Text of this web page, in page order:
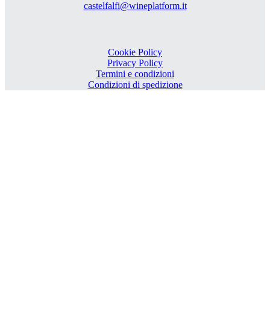
castelfalfi@wineplatform.it
Cookie Policy
Privacy Policy
Termini e condizioni
Condizioni di spedizione